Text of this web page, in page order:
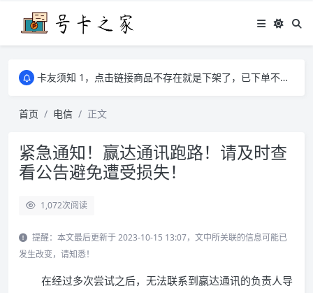
学习通、雨课堂、智慧树等网课可以代刷有需要可以联系邮箱i@tuzi.la
卡友须知 1，点击链接商品不存在就是下架了，已下单不影响 2，下单后会有审核可以在常见问题里面的查单链接查询进度 3，下单要看好可以发货的地区
卡友须知 1，点击链接商品不存在就是下架了，已下单不影响 2，下单后会有审核可以在常见问题里面的查单链接查询进度 3，下单要看好可以发货的地区
首页 电信 正文
紧急通知！赢达通讯跑路！请及时查
看公告避免遭受损失！
1,072次阅读
提醒：本文最后更新于 2023-10-15 13:07，文中所关联的信息可能已
发生改变，请知悉！
在经过多次尝试之后，无法联系到赢达通讯的负责人导